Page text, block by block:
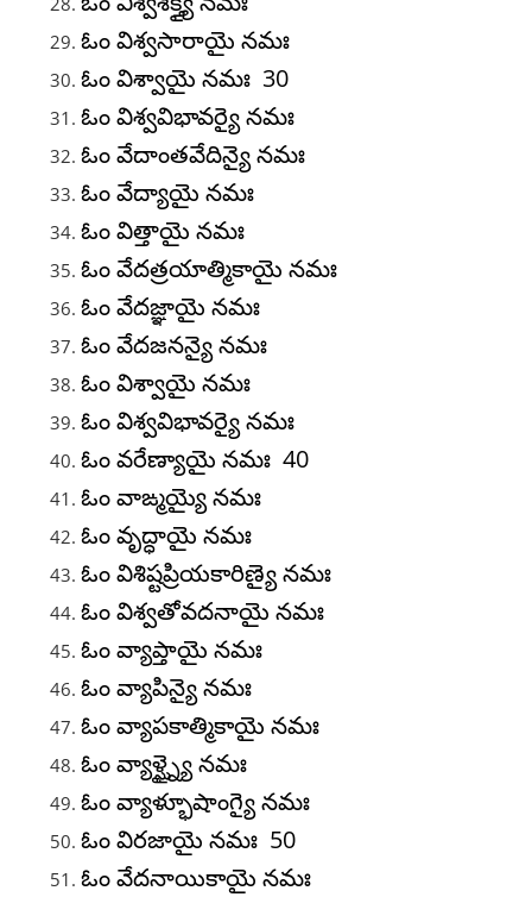
ఓం విశ్వసారాయై నమః
ఓం విశ్వాయై నమః 30
ఓం విశ్వవిభావర్యై నమః
ఓం వేదాంతవేదిన్యై నమః
ఓం వేద్యాయై నమః
ఓం విత్తాయై నమః
ఓం వేదత్రయాత్మికాయై నమః
ఓం వేదజ్ఞాయై నమః
ఓం వేదజనన్యై నమః
ఓం విశ్వాయై నమః
ఓం విశ్వవిభావర్యై నమః
ఓం వరేణ్యాయై నమః 40
ఓం వాఙ్మయ్యై నమః
ఓం వృద్ధాయై నమః
ఓం విశిష్టప్రియకారిణ్యై నమః
ఓం విశ్వతోవదనాయై నమః
ఓం వ్యాప్తాయై నమః
ఓం వ్యాపిన్యై నమః
ఓం వ్యాపకాత్మికాయై నమః
ఓం వ్యాళ్ఘ్న్యై నమః
ఓం వ్యాళ్భూషాంగ్యై నమః
ఓం విరజాయై నమః 50
ఓం వేదనాయికాయై నమః